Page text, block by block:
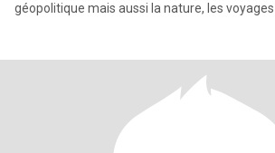
géopolitique mais aussi la nature, les